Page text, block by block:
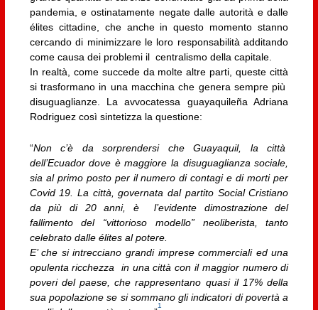
pandemia, e ostinatamente negate dalle autorità e dalle
élites cittadine, che anche in questo momento stanno
cercando di minimizzare le loro responsabilità additando
come causa dei problemi il centralismo della capitale.
In realtà, come succede da molte altre parti, queste città
si trasformano in una macchina che genera sempre più
disuguaglianze. La avvocatessa guayaquileña Adriana
Rodriguez così sintetizza la questione:
“Non c’è da sorprendersi che Guayaquil, la città
dell’Ecuador dove è maggiore la disuguaglianza sociale,
sia al primo posto per il numero di contagi e di morti per
Covid 19. La città, governata dal partito Social Cristiano
da più di 20 anni, è l’evidente dimostrazione del
fallimento del “vittorioso modello” neoliberista, tanto
celebrato dalle élites al potere.
E’ che si intrecciano grandi imprese commerciali ed una
opulenta ricchezza in una città con il maggior numero di
poveri del paese, che rappresentano quasi il 17% della
sua popolazione se si sommano gli indicatori di povertà a
1